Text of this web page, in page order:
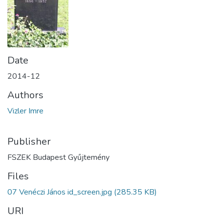
Date
2014-12
Authors
Vizler Imre
Publisher
FSZEK Budapest Gyűjtemény
Files
07 Venéczi János id_screen.jpg (285.35 KB)
URI